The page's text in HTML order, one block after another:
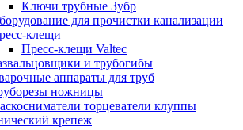
Ключи трубные Зубр
для прочистки канализации
клещи
Пресс-клещи Valtec
и трубогибы
аппараты для труб
ножницы
торцеватели клуппы
крепеж